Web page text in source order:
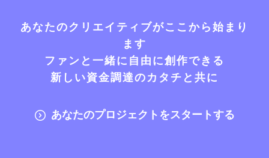
あなたのクリエイティブがここから始まり
ます
ファンと一緒に自由に創作できる
新しい資金調達のカタチと共に
あなたのプロジェクトをスタートする